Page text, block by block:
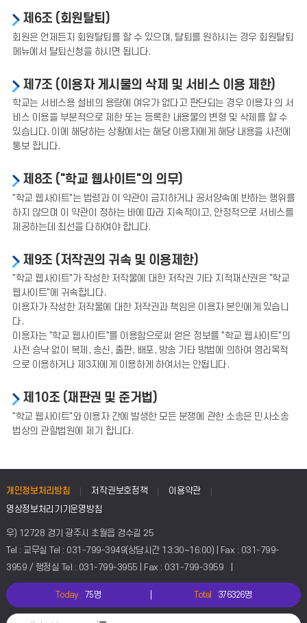
제6조 (회원탈퇴)
회원은 언제든지 회원탈퇴를 할 수 있으며, 탈퇴를 원하시는 경우 회원탈퇴
메뉴에서 탈퇴신청을 하시면 됩니다.
제7조 (이용자 게시물의 삭제 및 서비스 이용 제한)
학교는 서비스용 설비의 용량에 여유가 없다고 판단되는 경우 이용자 의 서
비스 이용을 부분적으로 제한 또는 등록한 내용물의 변형 및 삭제를 할 수
있습니다. 이에 해당하는 상황에서는 해당 이용자에게 해당 내용을 사전에
통보 합니다.
제8조 ("학교 웹사이트"의 의무)
"학교 웹사이트"는 법령과 이 약관이 금지하거나 공서양속에 반하는 행위를
하지 않으며 이 약관이 정하는 바에 따라 지속적이고, 안정적으로 서비스를
제공하는데 최선을 다하여야 합니다.
제9조 (저작권의 귀속 및 이용제한)
"학교 웹사이트"가 작성한 저작물에 대한 저작권 기타 지적재산권은 "학교
웹사이트"에 귀속합니다.
이용자가 작성한 저작물에 대한 저작권과 책임은 이용자 본인에게 있습니
다.
이용자는 "학교 웹사이트"를 이용함으로써 얻은 정보를 "학교 웹사이트"의
사전 승낙 없이 복제, 송신, 출판, 배포, 방송 기타 방법에 의하여 영리목적
으로 이용하거나 제3자에게 이용하게 하여서는 안됩니다.
제10조 (재판권 및 준거법)
"학교 웹사이트"와 이용자 간에 발생한 모든 분쟁에 관한 소송은 민사소송
법상의 관할법원에 제기 합니다.
개인정보처리방침 저작권보호정책
이용약관
영상정보처리기기운영방침
우) 12728 경기 광주시 초월읍 경수길 25
Tel : 교무실 Tel : 031-799-3949(상담시간 13:30~16:00) | Fax : 031-799-
3959 / 행정실 Tel : 031-799-3955 | Fax : 031-799-3959 |
Today 75명 Total 376326명